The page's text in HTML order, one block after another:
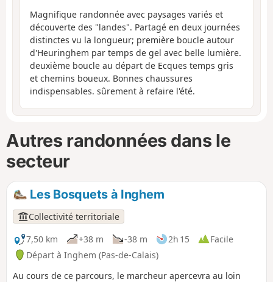
Magnifique randonnée avec paysages variés et
découverte des "landes". Partagé en deux journées
distinctes vu la longueur; première boucle autour
d'Heuringhem par temps de gel avec belle lumière.
deuxième boucle au départ de Ecques temps gris
et chemins boueux. Bonnes chaussures
indispensables. sûrement à refaire l'été.
Autres randonnées dans le
secteur
Les Bosquets à Inghem
Collectivité territoriale
7,50 km
+38 m -38 m 2h 15
Facile
Départ à Inghem (Pas-de-Calais)
Au cours de ce parcours, le marcheur apercevra au loin